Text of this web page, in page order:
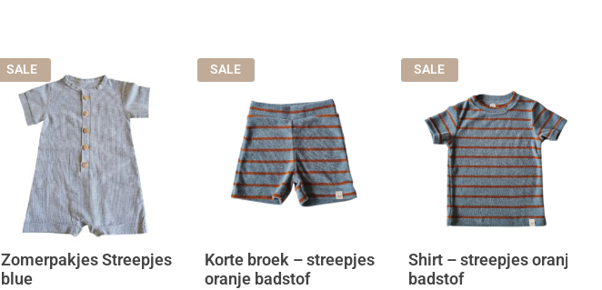
SALE
Zomerpakjes Streepjes
blue
SALE
Korte broek – streepjes
oranje badstof
SALE
Shirt – streepjes oranje
badstof